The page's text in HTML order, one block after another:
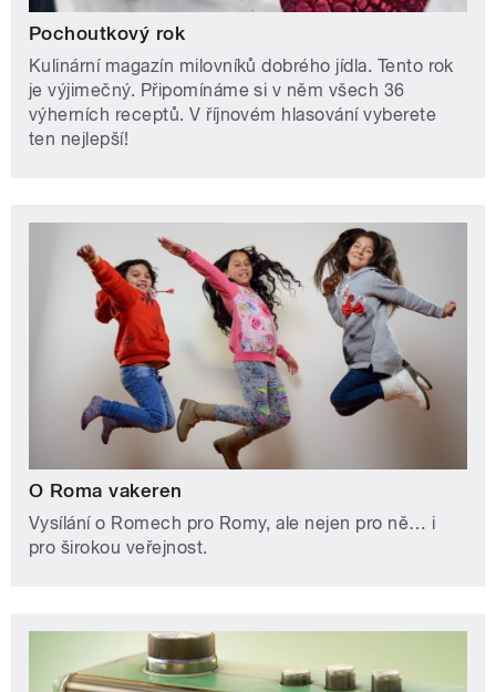
Pochoutkový rok
Kulinární magazín milovníků dobrého jídla. Tento rok
je výjimečný. Připomínáme si v něm všech 36
výherních receptů. V říjnovém hlasování vyberete
ten nejlepší!
O Roma vakeren
Vysílání o Romech pro Romy, ale nejen pro ně… i
pro širokou veřejnost.